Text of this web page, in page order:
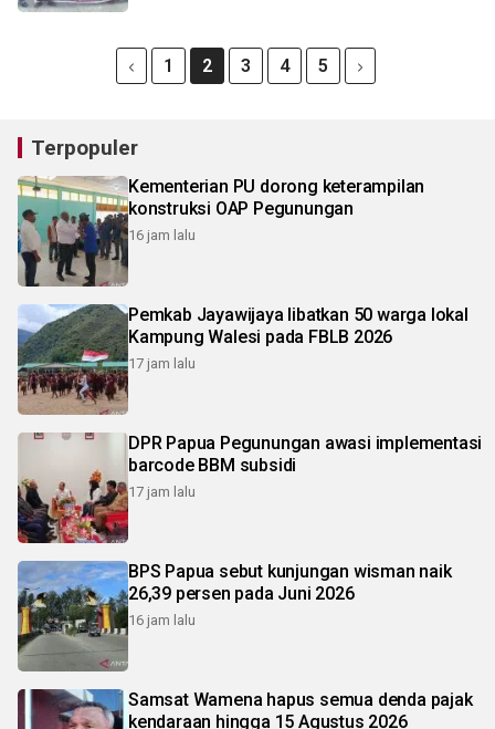
1 2 3 4 5
Terpopuler
Kementerian PU dorong keterampilan
konstruksi OAP Pegunungan
16 jam lalu
Pemkab Jayawijaya libatkan 50 warga lokal
Kampung Walesi pada FBLB 2026
17 jam lalu
DPR Papua Pegunungan awasi implementasi
barcode BBM subsidi
17 jam lalu
BPS Papua sebut kunjungan wisman naik
26,39 persen pada Juni 2026
16 jam lalu
Samsat Wamena hapus semua denda pajak
kendaraan hingga 15 Agustus 2026